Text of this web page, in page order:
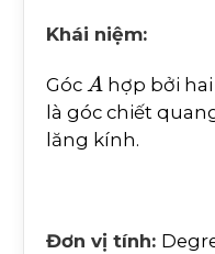
Khái niệm:
Góc Ahợp bởi
là góc chiết
lăng kính.
Đơn vị tính: